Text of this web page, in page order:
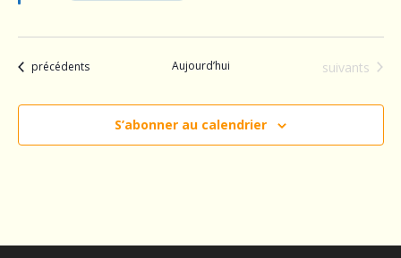
t
i
Évènements
précédents Aujourd’hui Évènements
suivants
S’abonner au calendrier